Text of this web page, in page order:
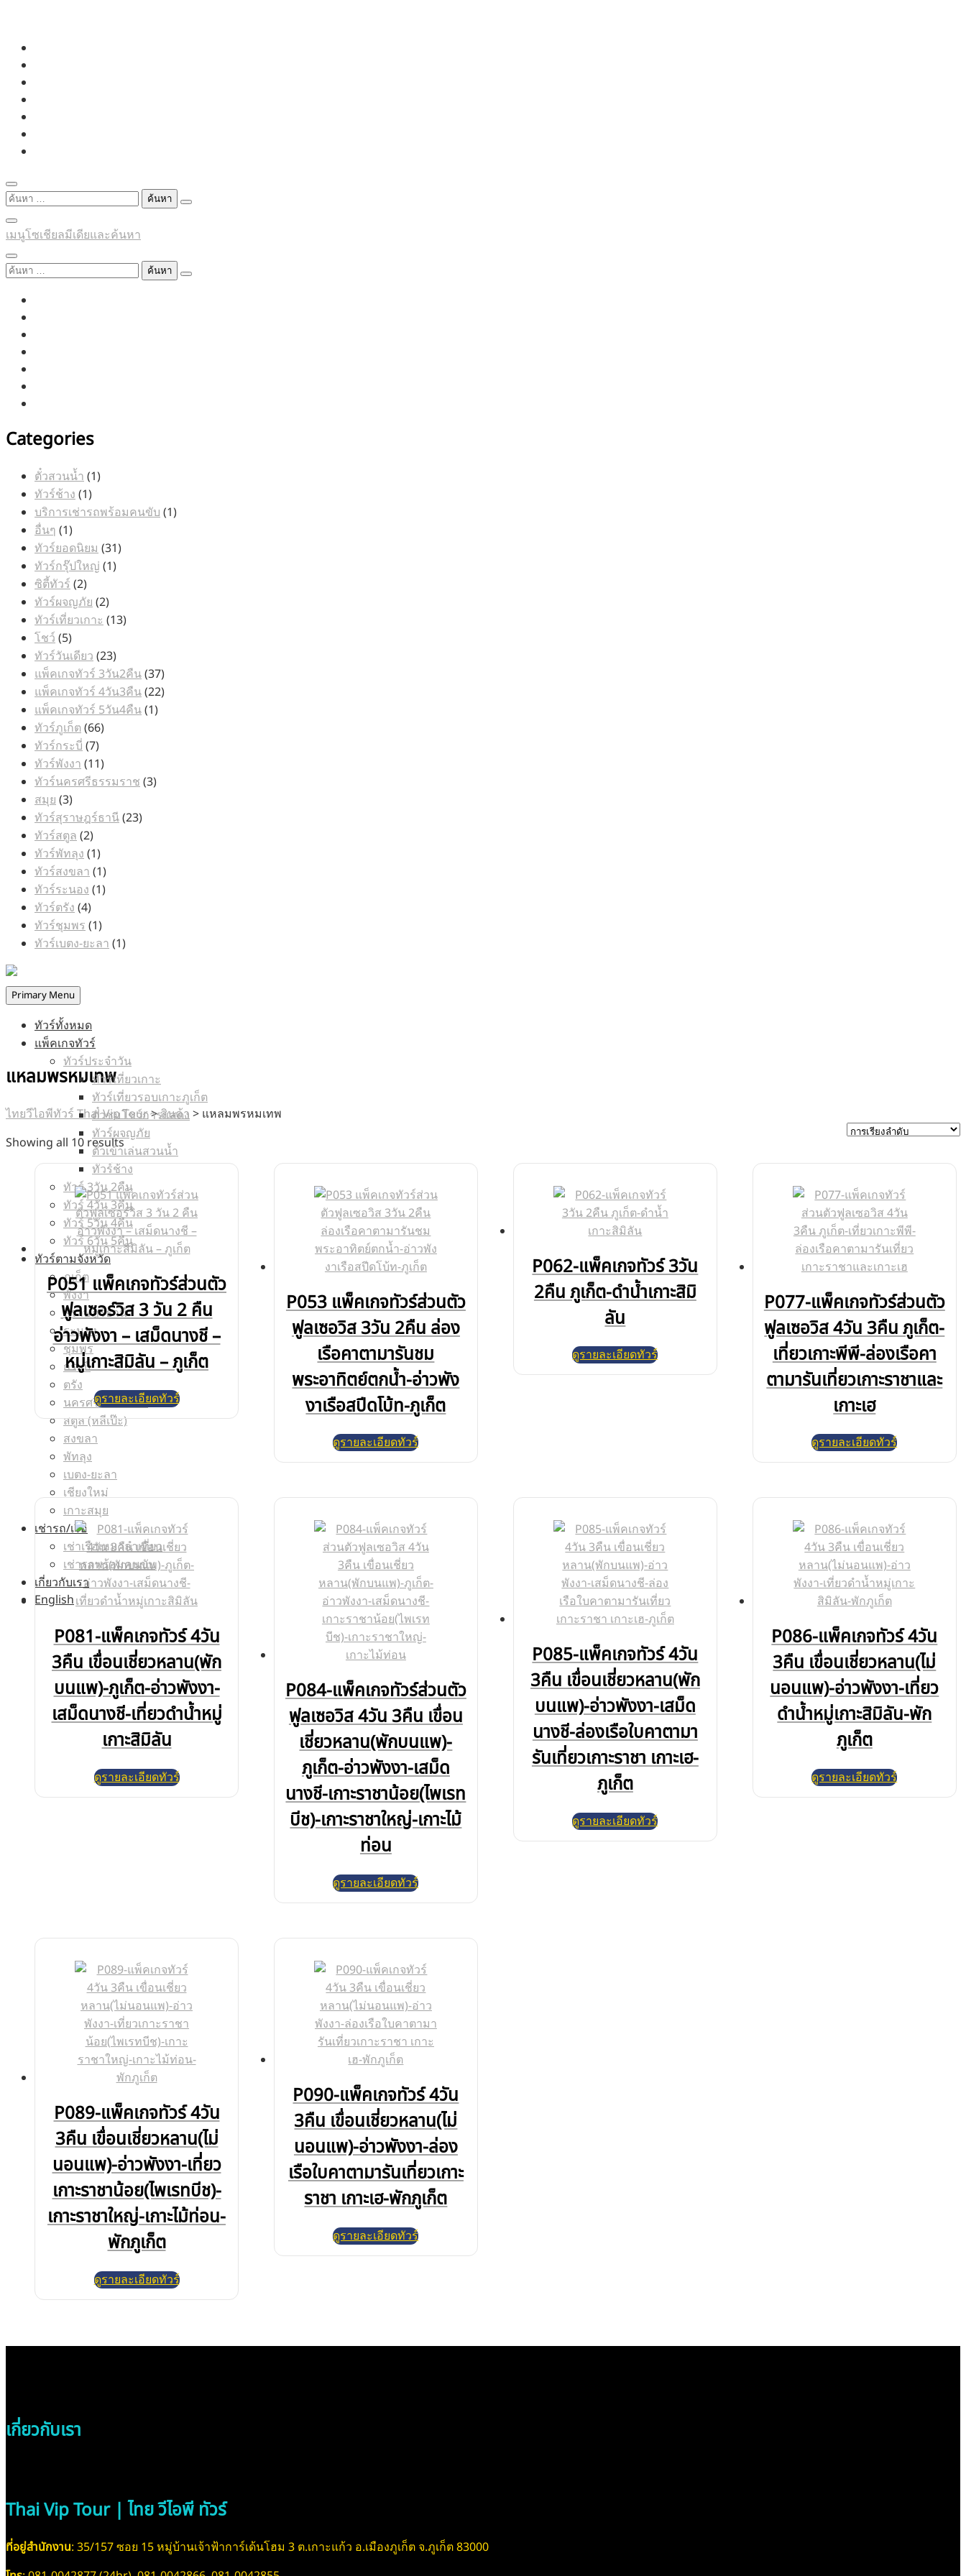
Skip
content
ค้นหา
สำหรับ:
เมนูโซเชียลมีเดียและค้นหา
ค้นหา
Categories
ตั๋วสวนน้ำ 11
ทัวร์ช้าง 11
สินค้า
บริการเช่ารถพร้อมคนขับ 11
อื่นๆ 11
สินค้า
ทัวร์ยอดนิยม 3131
ทัวร์กรุ๊ปใหญ่ 11
ซิตี้ทัวร์ 22
สินค้า
ทัวร์ผจญภัย 22
สินค้า
ทัวร์เที่ยวเกาะ 1313
โชว์ 55
สินค้า
ทัวร์วันเดียว 2323
สินค้า
แพ็คเกจทัวร์ 3วัน2คืน 3737
สินค้า
แพ็คเกจทัวร์ 4วัน3คืน 2222
แพ็คเกจทัวร์ 5วัน4คืน 11
ทัวร์ภูเก็ต 6666
ทัวร์กระบี่ 77
สินค้า
ทัวร์พังงา 1111
สินค้า
ทัวร์นครศรีธรรมราช 33
สมุย 33
สินค้า
ทัวร์สุราษฎร์ธานี 2323
ทัวร์สตูล 22
สินค้า
ทัวร์พัทลุง 11
สินค้า
ทัวร์สงขลา 11
สินค้า
ทัวร์ระนอง 11
ทัวร์ตรัง 44
สินค้า
ทัวร์ชุมพร 11
สินค้า
ทัวร์เบตง-ยะลา 11
Primary Menu
ทัวร์ทั้งหมด
แพ็คเกจทัวร์
ทัวร์ประจำวัน
ทัวร์เที่ยวเกาะ
ทัวร์เที่ยวรอบเกาะภูเก็ต
ตั๋วชมโชว์การแสดง
ทัวร์ผจญภัย
ตั๋วเข้าเล่นสวนน้ำ
ทัวร์ช้าง
ทัวร์ 3วัน 2คืน
ทัวร์ 4วัน 3คืน
ทัวร์ 5วัน 4คืน
ทัวร์ 6วัน 5คืน
ทัวร์ตามจังหวัด
ภูเก็ต
พังงา
สุราษฎร์ธานี
ระนอง
ชุมพร
กระบี่
ตรัง
นครศรีธรรมราช
สตูล (หลีเป๊ะ)
สงขลา
พัทลุง
เบตง-ยะลา
เชียงใหม่
เกาะสมุย
เช่ารถ/เรือ
เช่าเรือเหมาลำเที่ยว
เช่ารถพร้อมคนขับ
เกี่ยวกับเรา
English
แหลมพรหมเทพ
ไทยวีไอพีทัวร์ Thai Vip Tour>สินค้า > แหลมพรหมเทพ
Showing all 10 results
P051 แพ็คเกจทัวร์ส่วนตัว
ฟูลเซอร์วิส 3 วัน 2 คืน
อ่าวพังงา – เสม็ดนางชี –
หมู่เกาะสิมิลัน – ภูเก็ต
ดูรายละเอียดทัวร์
P053 แพ็คเกจทัวร์ส่วนตัว
ฟูลเซอวิส 3วัน 2คืน ล่อง
เรือคาตามารันชม
พระอาทิตย์ตกน้ำ-อ่าวพัง
งาเรือสปีดโบ้ท-ภูเก็ต
ดูรายละเอียดทัวร์
P062-แพ็คเกจทัวร์ 3วัน
2คืน ภูเก็ต-ดำน้ำเกาะสิมิ
ลัน
ดูรายละเอียดทัวร์
P077-แพ็คเกจทัวร์ส่วนตัว
ฟูลเซอวิส 4วัน 3คืน ภูเก็ต-
เที่ยวเกาะพีพี-ล่องเรือคา
ตามารันเที่ยวเกาะราชาและ
เกาะเฮ
ดูรายละเอียดทัวร์
P081-แพ็คเกจทัวร์ 4วัน
3คืน เขื่อนเชี่ยวหลาน(พัก
บนแพ)-ภูเก็ต-อ่าวพังงา-
เสม็ดนางชี-เที่ยวดำน้ำหมู่
เกาะสิมิลัน
ดูรายละเอียดทัวร์
P084-แพ็คเกจทัวร์ส่วนตัว
ฟูลเซอวิส 4วัน 3คืน เขื่อน
เชี่ยวหลาน(พักบนแพ)-
ภูเก็ต-อ่าวพังงา-เสม็ด
นางชี-เกาะราชาน้อย(ไพเรท
บีช)-เกาะราชาใหญ่-เกาะไม้
ท่อน
ดูรายละเอียดทัวร์
P085-แพ็คเกจทัวร์ 4วัน
3คืน เขื่อนเชี่ยวหลาน(พัก
บนแพ)-อ่าวพังงา-เสม็ด
นางชี-ล่องเรือใบคาตามา
รันเที่ยวเกาะราชา เกาะเฮ-
ภูเก็ต
ดูรายละเอียดทัวร์
P086-แพ็คเกจทัวร์ 4วัน
3คืน เขื่อนเชี่ยวหลาน(ไม่
นอนแพ)-อ่าวพังงา-เที่ยว
ดำน้ำหมู่เกาะสิมิลัน-พัก
ภูเก็ต
ดูรายละเอียดทัวร์
P089-แพ็คเกจทัวร์ 4วัน
3คืน เขื่อนเชี่ยวหลาน(ไม่
นอนแพ)-อ่าวพังงา-เที่ยว
เกาะราชาน้อย(ไพเรทบีช)-
เกาะราชาใหญ่-เกาะไม้ท่อน-
พักภูเก็ต
ดูรายละเอียดทัวร์
P090-แพ็คเกจทัวร์ 4วัน
3คืน เขื่อนเชี่ยวหลาน(ไม่
นอนแพ)-อ่าวพังงา-ล่อง
เรือใบคาตามารันเที่ยวเกาะ
ราชา เกาะเฮ-พักภูเก็ต
ดูรายละเอียดทัวร์
เกี่ยวกับเรา
Thai Vip Tour | ไทย วีไอพี ทัวร์
ที่อยู่สำนักงาน: 35/157 ซอย 15 หมู่บ้านเจ้าฟ้าการ์เด้นโฮม 3 ต.เกาะแก้ว อ.เมืองภูเก็ต จ.ภูเก็ต 83000